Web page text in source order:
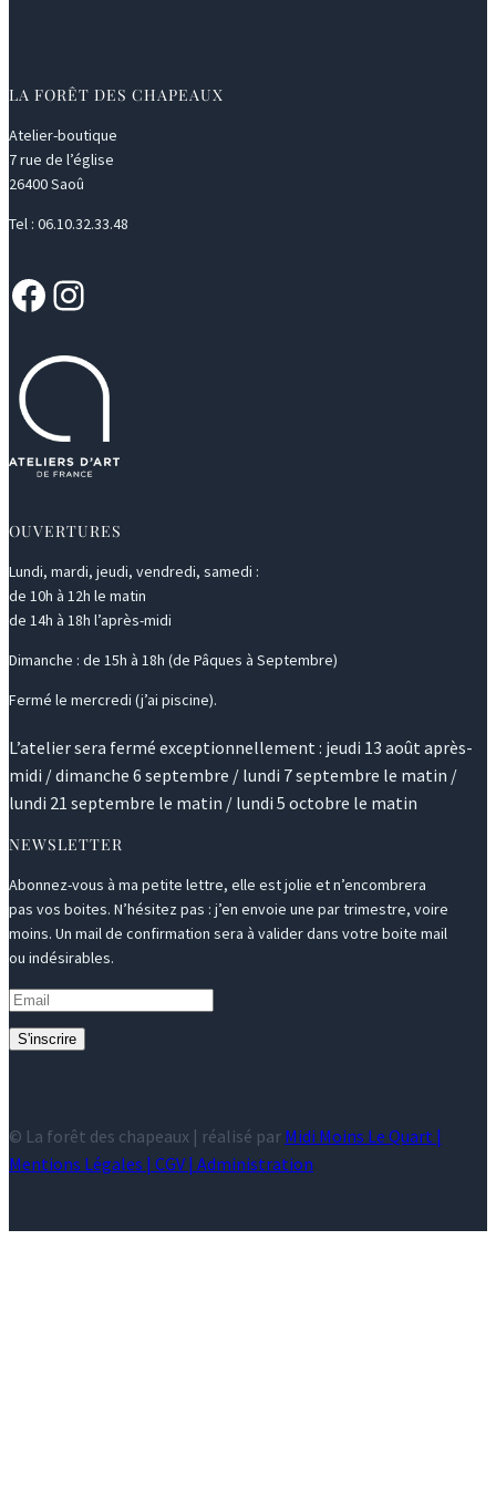
LA FORÊT DES CHAPEAUX
Atelier-boutique
7 rue de l’église
26400 Saoû
Tel : 06.10.32.33.48
Facebook Instagram
OUVERTURES
Lundi, mardi, jeudi, vendredi, samedi :
de 10h à 12h le matin
de 14h à 18h l’après-midi
Dimanche : de 15h à 18h (de Pâques à Septembre)
Fermé le mercredi (j’ai piscine).
L’atelier sera fermé exceptionnellement : jeudi 13 août après-
midi / dimanche 6 septembre / lundi 7 septembre le matin /
lundi 21 septembre le matin / lundi 5 octobre le matin
NEWSLETTER
Abonnez-vous à ma petite lettre, elle est jolie et n’encombrera
pas vos boites. N’hésitez pas : j’en envoie une par trimestre, voire
moins. Un mail de confirmation sera à valider dans votre boite mail
ou indésirables.
S'inscrire
© La forêt des chapeaux | réalisé par Midi Moins Le Quart |
Mentions Légales | CGV | Administration